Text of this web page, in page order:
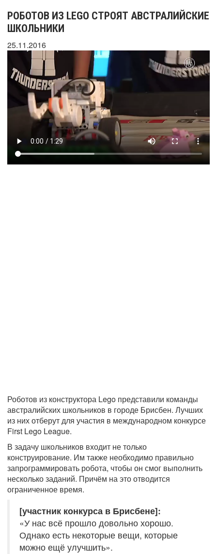
РОБОТОВ ИЗ LEGO СТРОЯТ АВСТРАЛИЙСКИЕ
ШКОЛЬНИКИ
25.11.2016
Роботов из конструктора Lego представили команды
австралийских школьников в городе Брисбен. Лучших
из них отберут для участия в международном конкурсе
First Lego League.
В задачу школьников входит не только
конструирование. Им также необходимо правильно
запрограммировать робота, чтобы он смог выполнить
несколько заданий. Причём на это отводится
ограниченное время.
[участник конкурса в Брисбене]:
«У нас всё прошло довольно хорошо.
Однако есть некоторые вещи, которые
можно ещё улучшить».